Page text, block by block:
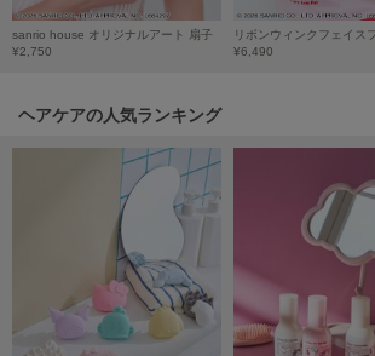
LILY BROWN
リリーブラウン
LITTLE UNION TOKYO
リトルユニオン トウキョウ
made of Organics
メイドオブオーガニクス
MICHU COQUETTE
ミチュ コケット
sanrio house オリジナルアート 扇子
¥2,750
¥6,490
ヘアケアの人気ランキング